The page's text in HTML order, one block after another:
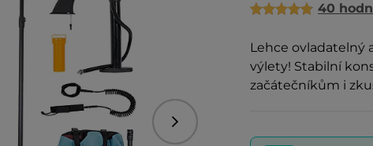
40
Lehce ovladatelný
výlety! Stabilní
začátečníkům i
Následující